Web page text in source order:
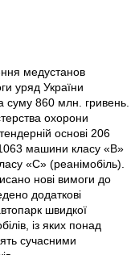
медустанов
уряд України
суму 860 млн. гривень.
охорони
основі 206
машини класу «В»
«С» (реанімобіль).
нові вимоги до
додаткові
швидкої
із яких понад
сучасними